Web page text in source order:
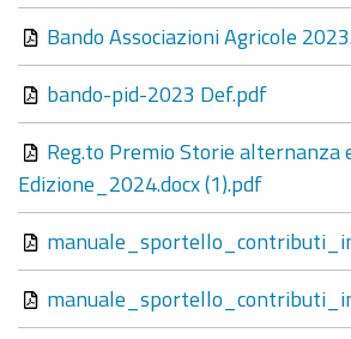
Bando Associazioni Agricole
bando-pid-2023 Def.pdf
Reg.to Premio Storie alternanza
Edizione_2024.docx (1).pdf